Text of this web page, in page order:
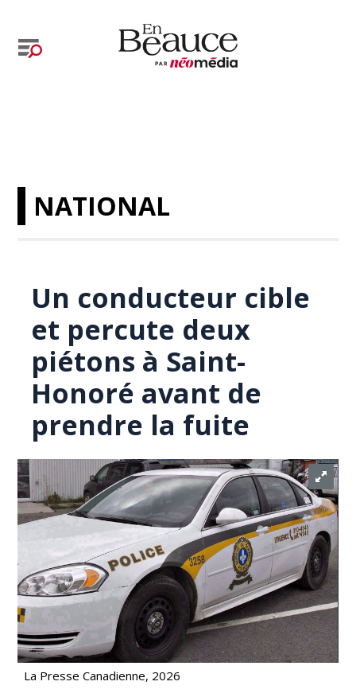
NATIONAL
Un conducteur cible
et percute deux
piétons à Saint-
Honoré avant de
prendre la fuite
La Presse Canadienne, 2026